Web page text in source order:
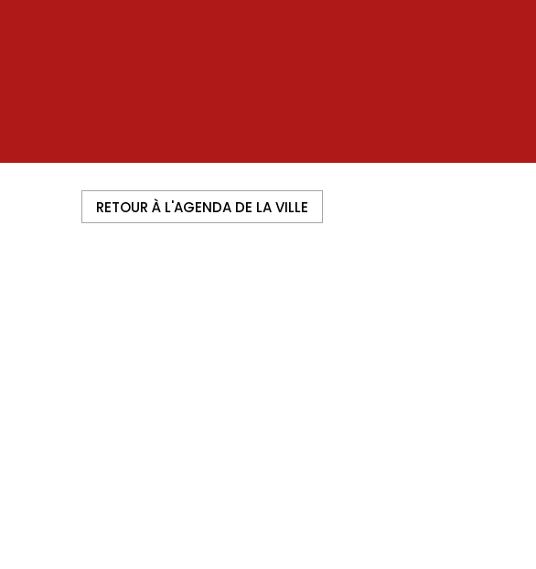
RETOUR À L'AGENDA DE LA VILLE